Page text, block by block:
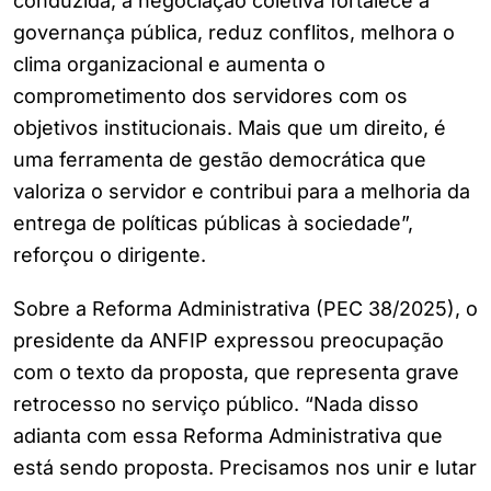
governança pública, reduz conflitos, melhora o
clima organizacional e aumenta o
comprometimento dos servidores com os
objetivos institucionais. Mais que um direito, é
uma ferramenta de gestão democrática que
valoriza o servidor e contribui para a melhoria da
entrega de políticas públicas à sociedade”,
reforçou o dirigente.
Sobre a Reforma Administrativa (PEC 38/2025), o
presidente da ANFIP expressou preocupação
com o texto da proposta, que representa grave
retrocesso no serviço público. “Nada disso
adianta com essa Reforma Administrativa que
está sendo proposta. Precisamos nos unir e lutar